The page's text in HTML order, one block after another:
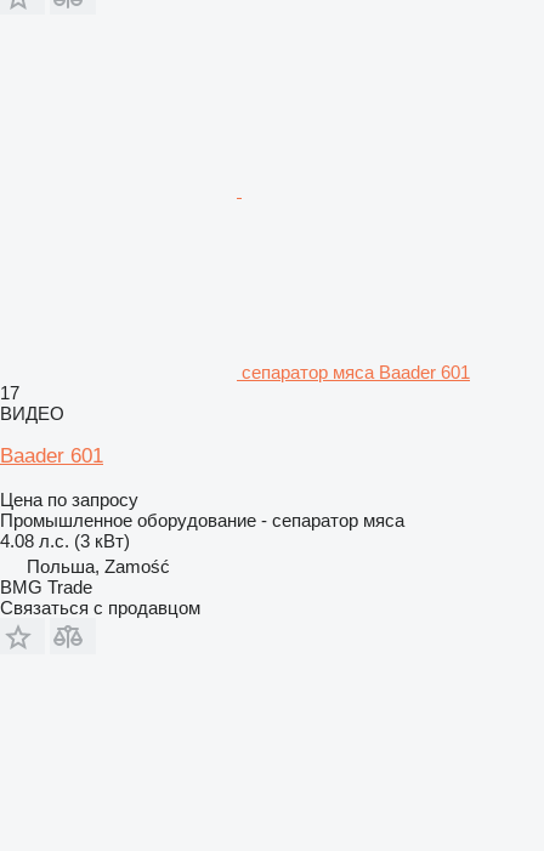
сепаратор мяса Baader 601
17
ВИДЕО
Baader 601
Цена по запросу
Промышленное оборудование - сепаратор мяса
4.08 л.с. (3 кВт)
Польша, Zamość
BMG Trade
Связаться с продавцом